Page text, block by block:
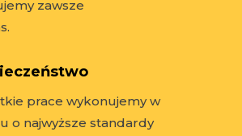
zawsze
prace wykonujemy w
o najwyższe standardy